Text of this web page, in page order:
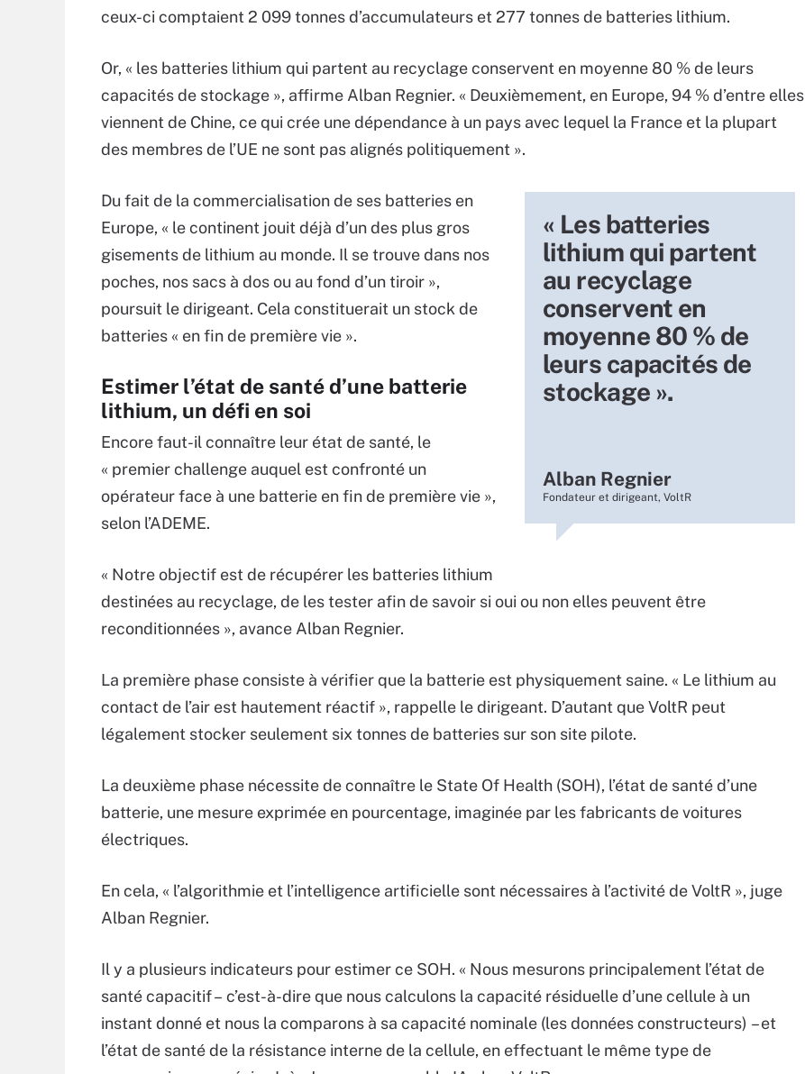
ceux-ci comptaient 2 099 tonnes d’accumulateurs et 277 tonnes de batteries lithium.
Or, « les batteries lithium qui partent au recyclage conservent en moyenne 80 % de leurs
capacités de stockage », affirme Alban Regnier. « Deuxièmement, en Europe, 94 % d’entre elles
viennent de Chine, ce qui crée une dépendance à un pays avec lequel la France et la plupart
des membres de l’UE ne sont pas alignés politiquement ».
« Les batteries
lithium qui partent
au recyclage
conservent en
moyenne 80 % de
leurs capacités de
stockage ».
Alban Regnier
Fondateur et dirigeant, VoltR
Du fait de la commercialisation de ses batteries en
Europe, « le continent jouit déjà d’un des plus gros
gisements de lithium au monde. Il se trouve dans nos
poches, nos sacs à dos ou au fond d’un tiroir »,
poursuit le dirigeant. Cela constituerait un stock de
batteries « en fin de première vie ».
Estimer l’état de santé d’une batterie
lithium, un défi en soi
Encore faut-il connaître leur état de santé, le
« premier challenge auquel est confronté un
opérateur face à une batterie en fin de première vie »,
selon l’ADEME.
« Notre objectif est de récupérer les batteries lithium
destinées au recyclage, de les tester afin de savoir si oui ou non elles peuvent être
reconditionnées », avance Alban Regnier.
La première phase consiste à vérifier que la batterie est physiquement saine. « Le lithium au
contact de l’air est hautement réactif », rappelle le dirigeant. D’autant que VoltR peut
légalement stocker seulement six tonnes de batteries sur son site pilote.
La deuxième phase nécessite de connaître le State Of Health (SOH), l’état de santé d’une
batterie, une mesure exprimée en pourcentage, imaginée par les fabricants de voitures
électriques.
En cela, « l’algorithmie et l’intelligence artificielle sont nécessaires à l’activité de VoltR », juge
Alban Regnier.
Il y a plusieurs indicateurs pour estimer ce SOH. « Nous mesurons principalement l’état de
santé capacitif – c’est-à-dire que nous calculons la capacité résiduelle d’une cellule à un
instant donné et nous la comparons à sa capacité nominale (les données constructeurs) – et
l’état de santé de la résistance interne de la cellule, en effectuant le même type de